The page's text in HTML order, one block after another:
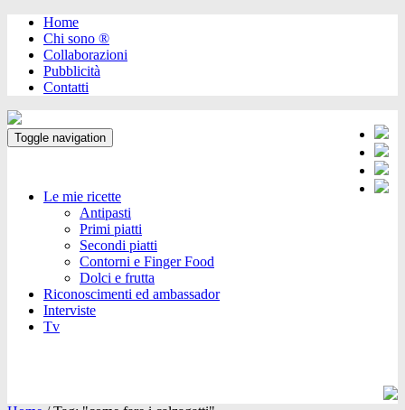
Home
Chi sono ®️
Collaborazioni
Pubblicità
Contatti
Toggle navigation
Le mie ricette
Antipasti
Primi piatti
Secondi piatti
Contorni e Finger Food
Dolci e frutta
Riconoscimenti ed ambassador
Interviste
Tv